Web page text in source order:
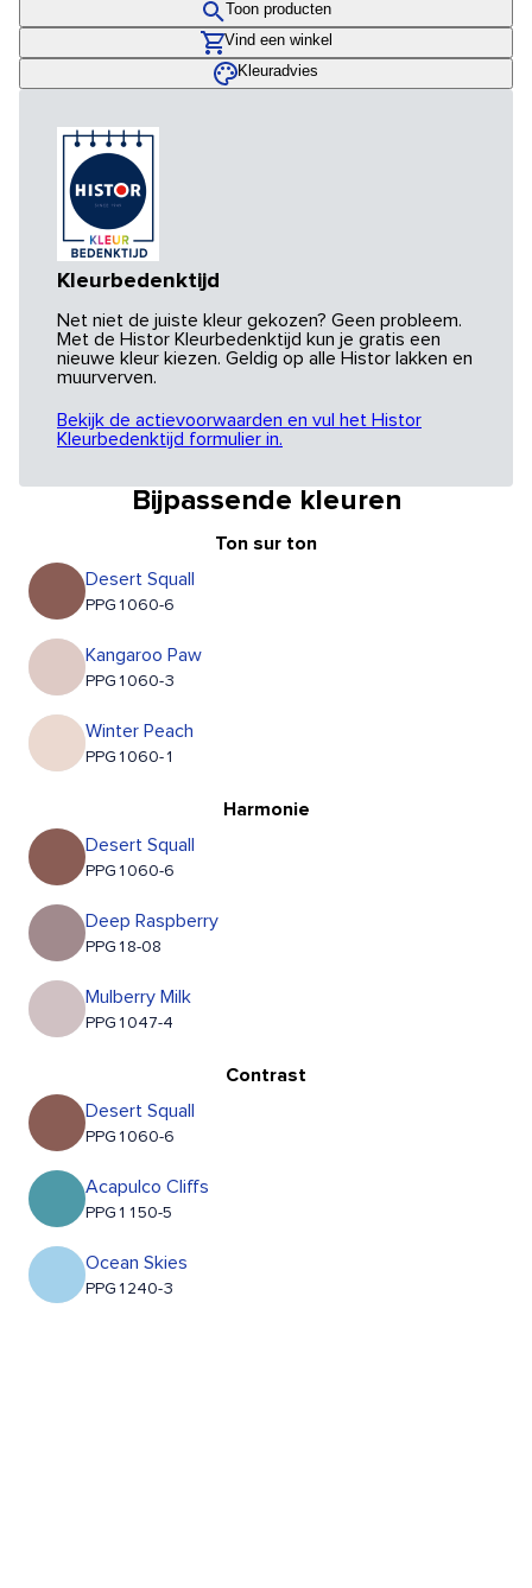
Toon producten
Vind een winkel
Kleuradvies
Kleurbedenktijd
Net niet de juiste kleur gekozen? Geen probleem.
Met de Histor Kleurbedenktijd kun je gratis een
nieuwe kleur kiezen. Geldig op alle Histor lakken en
muurverven.
Bekijk de actievoorwaarden en vul het Histor
Kleurbedenktijd formulier in.
Bijpassende kleuren
Ton sur ton
Desert Squall
PPG1060-6
Kangaroo Paw
PPG1060-3
Winter Peach
PPG1060-1
Harmonie
Desert Squall
PPG1060-6
Deep Raspberry
PPG18-08
Mulberry Milk
PPG1047-4
Contrast
Desert Squall
PPG1060-6
Acapulco Cliffs
PPG1150-5
Ocean Skies
PPG1240-3